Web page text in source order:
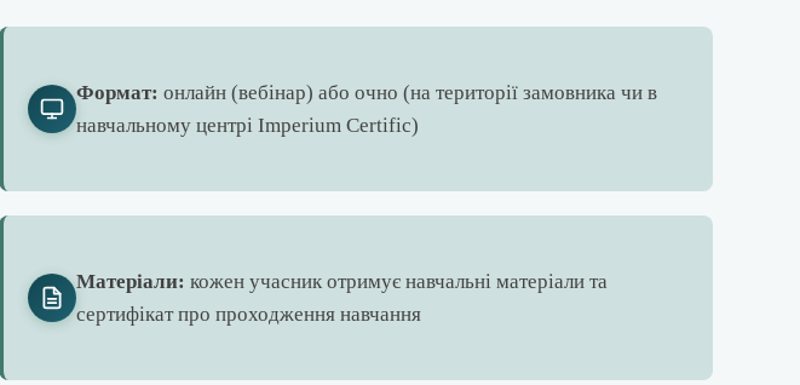
Формат: онлайн (вебінар) або очно (на території замовника чи в
навчальному центрі Imperium Certific)
Матеріали: кожен учасник отримує навчальні матеріали та
сертифікат про проходження навчання